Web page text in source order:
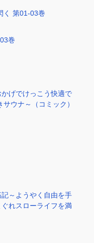
く 第01-03巻
巻
げでけっこう快適で
ウナ～（コミック）
～ようやく自由を手
れスローライフを満